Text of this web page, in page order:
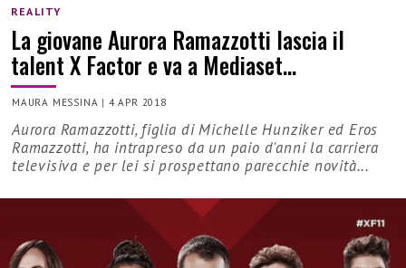
REALITY
La giovane Aurora Ramazzotti lascia il
talent X Factor e va a Mediaset…
MAURA MESSINA | 4 APR 2018
Aurora Ramazzotti, figlia di Michelle Hunziker ed Eros
Ramazzotti, ha intrapreso da un paio d'anni la carriera
televisiva e per lei si prospettano parecchie novità...